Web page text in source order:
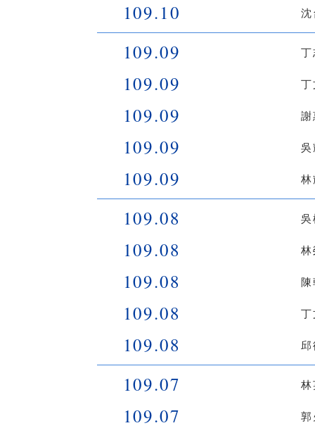
109.10
109.09
109.09
109.09
109.09
109.09
109.08
109.08
109.08
109.08
109.08
109.07
109.07